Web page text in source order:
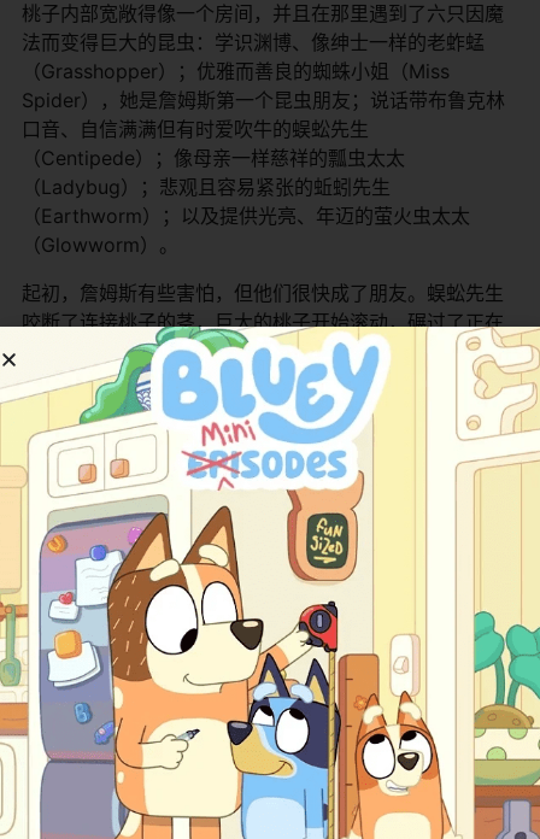
桃子内部宽敞得像一个房间，并且在那里遇到了六只因魔
法而变得巨大的昆虫：学识渊博、像绅士一样的老蚱蜢
（Grasshopper）；优雅而善良的蜘蛛小姐（Miss
Spider），她是詹姆斯第一个昆虫朋友；说话带布鲁克林
口音、自信满满但有时爱吹牛的蜈蚣先生
（Centipede）；像母亲一样慈祥的瓢虫太太
（Ladybug）；悲观且容易紧张的蚯蚓先生
（Earthworm）；以及提供光亮、年迈的萤火虫太太
（Glowworm）。
起初，詹姆斯有些害怕，但他们很快成了朋友。蜈蚣先生
咬断了连接桃子的茎，巨大的桃子开始滚动，碾过了正在
数钱的两个恶毒姑妈（电影中未明确显示她们死亡），并
载着詹姆斯和他的新朋友们滚向大海，开始了横跨大西洋
的冒险。
他们的海上之旅充满了奇遇与危险：他们遇到了可怕的机
械鲨鱼（与书中不同，是电影的原创设定）；在一场风暴
中，蜘蛛小姐和蚯蚓先生用丝线和身体作为鱼饵，吸引海
鸥前来；他们让海鸥抓住丝线，将桃子带离海面，飞向天
空；他们甚至遭遇了一艘由骷髅驾驶的幽灵海盗船（电影
原创）。在这个过程中，詹姆斯逐渐从一个胆小怯懦的孩
子，成长为勇敢、有领导力的少年，他一次次地用智慧帮
助大家化解危机。
最终，501只海鸥拉着巨桃飞越重洋，来到了他们梦想的目
的地——纽约市。巨桃降落在了帝国大厦的尖顶上，引起
了全城的轰动。詹姆斯和他的昆虫朋友们成了英雄。他们
走下巨桃，开始了新的生活。詹姆斯拥有了一个充满爱与
友谊的新家，他的昆虫朋友们也在纽约找到了适合自己的